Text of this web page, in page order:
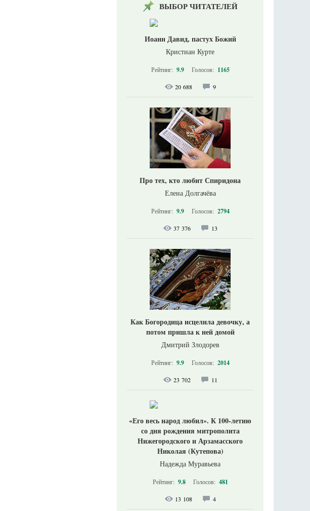
ВЫБОР ЧИТАТЕЛЕЙ
Иоанн Давид, пастух Божий
Кристиан Курте
Рейтинг: 9.9 Голосов: 1165
20 688 9
Про тех, кто любит Спиридона
Елена Долгачёва
Рейтинг: 9.9 Голосов: 2794
37 376 13
Как Богородица исцелила девочку, а
потом пришла к ней домой
Дмитрий Злодорев
Рейтинг: 9.9 Голосов: 2014
23 702 11
«Его весь народ любил». К 100-летию
со дня рождения митрополита
Нижегородского и Арзамасского
Николая (Кутепова)
Надежда Муравьева
Рейтинг: 9.8 Голосов: 481
13 108 4